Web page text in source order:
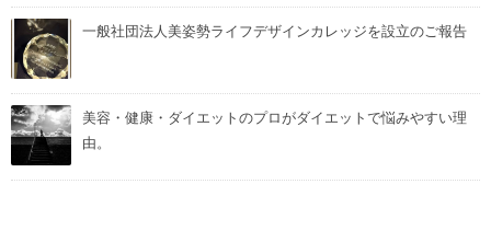
一般社団法人美姿勢ライフデザインカレッジを設立のご報告
美容・健康・ダイエットのプロがダイエットで悩みやすい理
由。